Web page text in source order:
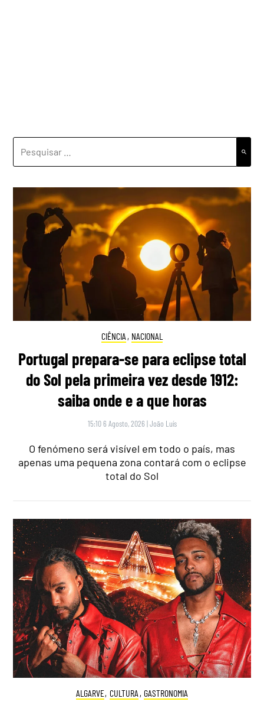
CIÊNCIA , NACIONAL
Portugal prepara-se para eclipse total
do Sol pela primeira vez desde 1912:
saiba onde e a que horas
15:10 6 Agosto, 2026 |João Luís
O fenómeno será visível em todo o país, mas
apenas uma pequena zona contará com o eclipse
total do Sol
ALGARVE, CULTURA , GASTRONOMIA